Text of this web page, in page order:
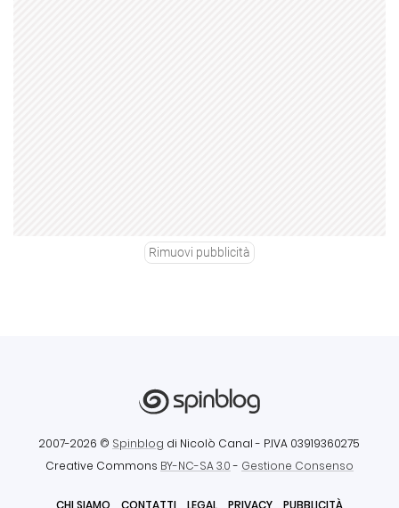
Rimuovi pubblicità
2007-2026 © Spinblog di Nicolò Canal - P.IVA 03919360275
Creative Commons BY-NC-SA 3.0- Gestione Consenso
CHI SIAMO CONTATTI LEGAL PRIVACY PUBBLICITÀ